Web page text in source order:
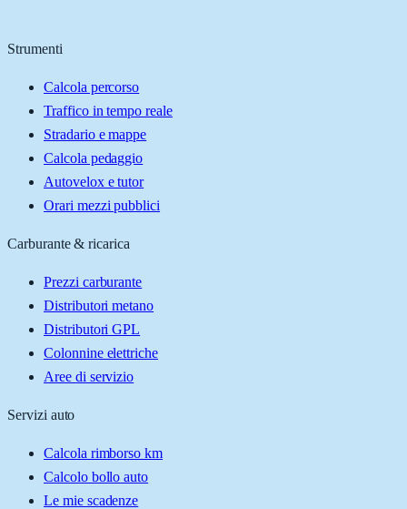
Strumenti
Calcola percorso
Traffico in tempo reale
Stradario e mappe
Calcola pedaggio
Autovelox e tutor
Orari mezzi pubblici
Carburante & ricarica
Prezzi carburante
Distributori metano
Distributori GPL
Colonnine elettriche
Aree di servizio
Servizi auto
Calcola rimborso km
Calcolo bollo auto
Le mie scadenze